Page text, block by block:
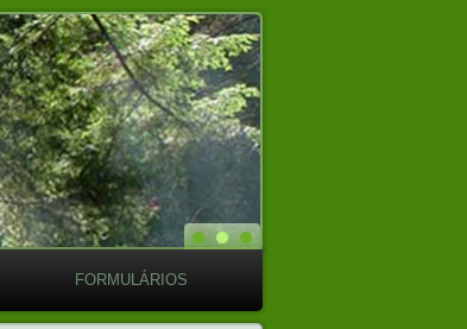
FORMULÁRIOS